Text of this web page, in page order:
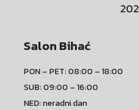
Salon Bihać
PON – PET: 08:00 – 18:00
SUB: 09:00 – 16:00
NED: neradni dan